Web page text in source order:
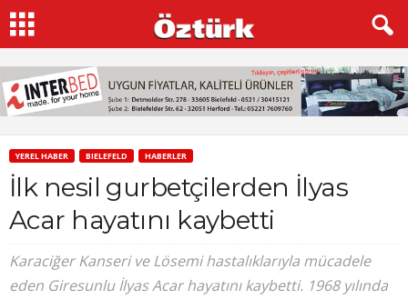
YEREL HABER BIELEFELD HABERLER
İlk nesil gurbetçilerden İlyas
Acar hayatını kaybetti
Karaciğer Kanseri ve Lösemi hastalıklarıyla mücadele
eden Giresunlu İlyas Acar hayatını kaybetti. 1968 yılında